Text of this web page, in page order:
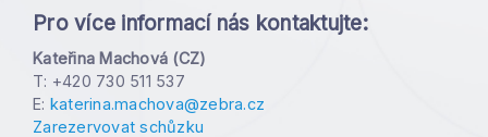
Pro více informací nás kontaktujte:
Kateřina Machová (CZ)
T: +420 730 511 537
E: katerina.machova@zebra.cz
Zarezervovat schůzku